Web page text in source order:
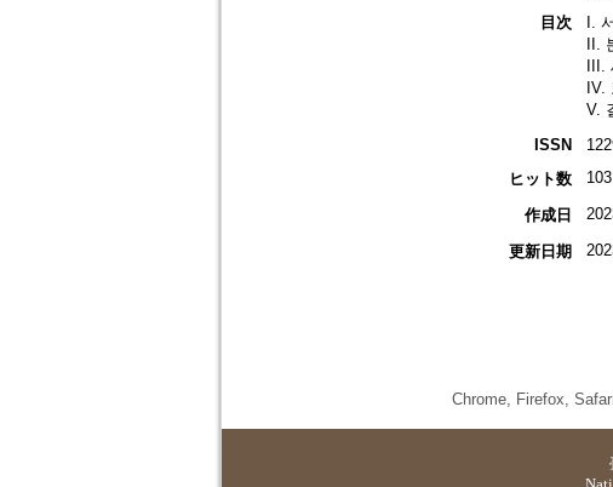
目次
I.
II.
IV.
V.
ISSN
ヒット数
103
作成日
更新日期
Chrome, Firefox,